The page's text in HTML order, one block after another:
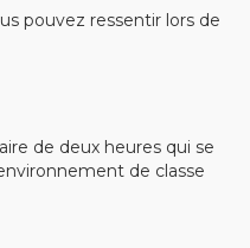
pouvez ressentir lors de
de deux heures qui se
de classe